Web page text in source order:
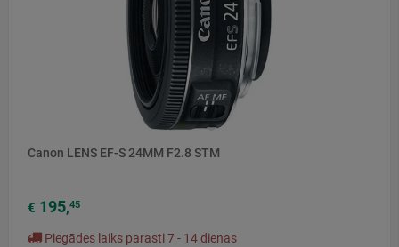
Canon LENS EF-S 24MM F2.8 STM
€ 195,45
Piegādes laiks parasti 7 - 14 dienas